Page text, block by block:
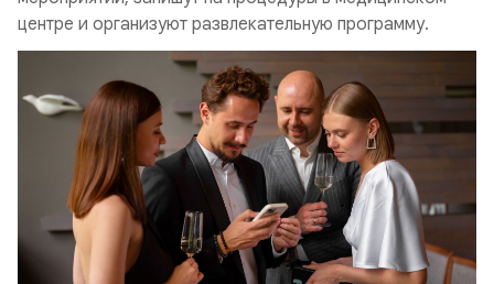
центре и организуют развлекательную программу.